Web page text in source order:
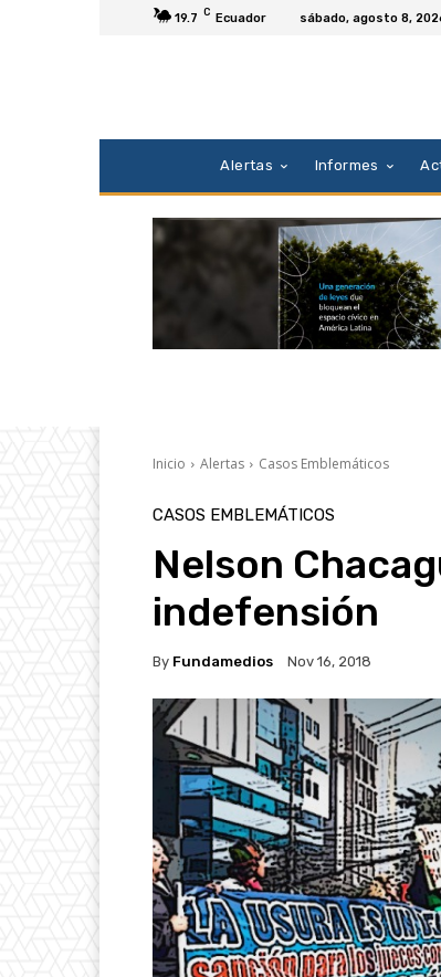
19.7 C Ecuador sábado, agosto 8,
Alertas Informes
Inicio Alertas Casos Emblemáticos
CASOS EMBLEMÁTICOS
Nelson
indefensión
By Fundamedios Nov 16, 2018